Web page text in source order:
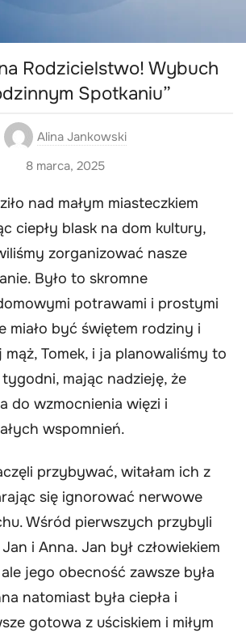
Rodzicielstwo! Wybuch
Spotkaniu”
Alina Jankowski
8 marca, 2025
nad małym miasteczkiem
ciepły blask na dom kultury,
zorganizować nasze
Było to skromne
potrawami i prostymi
miało być świętem rodziny i
Tomek, i ja planowaliśmy to
mając nadzieję, że
do wzmocnienia więzi i
wspomnień.
przybywać, witałam ich z
się ignorować nerwowe
Wśród pierwszych przybyli
i Anna. Jan był człowiekiem
jego obecność zawsze była
natomiast była ciepła i
gotowa z uściskiem i miłym